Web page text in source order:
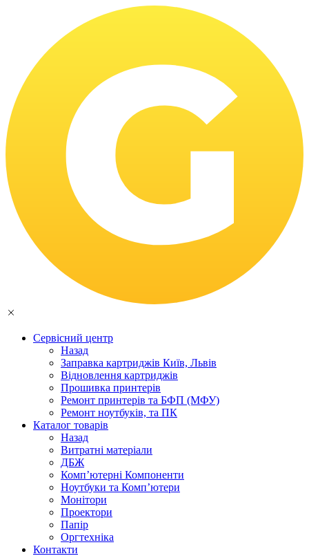
Сервісний центр
Назад
Заправка картриджів Київ, Львів
Відновлення картриджів
Прошивка принтерів
Ремонт принтерів та БФП (МФУ)
Ремонт ноутбуків, та ПК
Каталог товарів
Назад
Витратні матеріали
ДБЖ
Комп’ютерні Компоненти
Ноутбуки та Комп’ютери
Монітори
Проектори
Папір
Оргтехніка
Контакти